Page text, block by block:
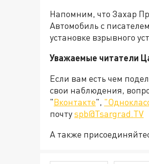
Напомним, что Захар
Автомобиль с
установке взрывного
Уважаемые читатели
Если вам есть чем
свои наблюдения,
"Вконтакте",
почтуspb@Tsargrad.TV
А также